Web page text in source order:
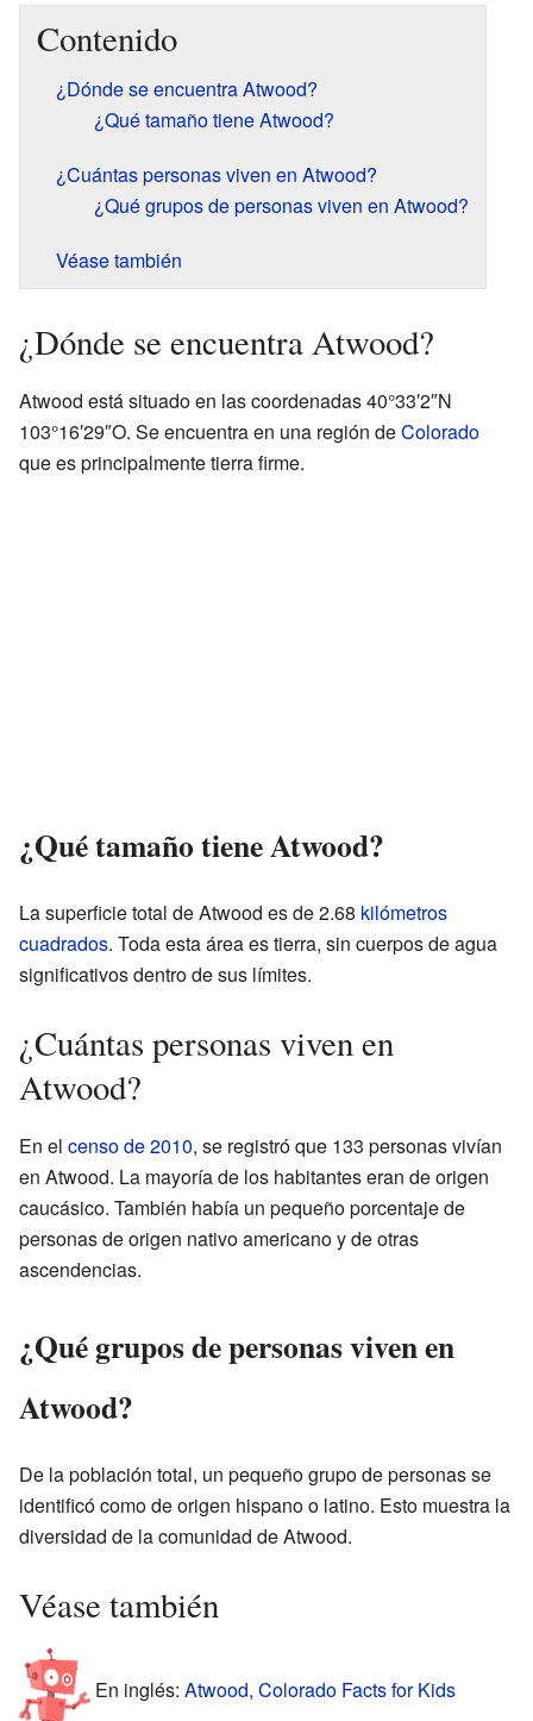
Contenido
¿Dónde se encuentra Atwood?
¿Qué tamaño tiene Atwood?
¿Cuántas personas viven en Atwood?
¿Qué grupos de personas viven en Atwood?
Véase también
¿Dónde se encuentra Atwood?
Atwood está situado en las coordenadas 40°33′2″N
103°16′29″O. Se encuentra en una región deColorado
que es principalmente tierra firme.
¿Qué tamaño tiene Atwood?
La superficie total de Atwood es de 2.68 kilómetros
cuadrados. Toda esta área es tierra, sin cuerpos de agua
significativos dentro de sus límites.
¿Cuántas personas viven en
Atwood?
En el censo de 2010, se registró que 133 personas vivían
en Atwood. La mayoría de los habitantes eran de origen
caucásico. También había un pequeño porcentaje de
personas de origen nativo americano y de otras
ascendencias.
¿Qué grupos de personas viven en
Atwood?
De la población total, un pequeño grupo de personas se
identificó como de origen hispano o latino. Esto muestra la
diversidad de la comunidad de Atwood.
Véase también
En inglés: Atwood, Colorado Facts for Kids